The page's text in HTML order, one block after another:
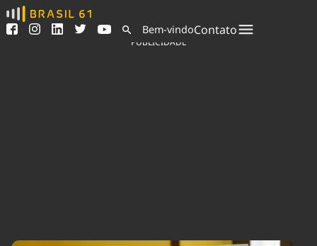
Ver todas as notícias
Podcasts
Indicadores
Bem-vindoContato
PUBLICIDADE